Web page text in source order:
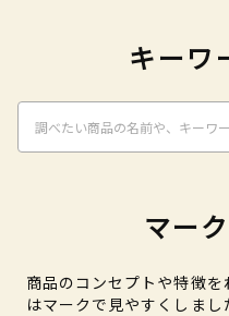
キーワ
マー
商品のコンセプトや特徴
はマークで見やすくしまし